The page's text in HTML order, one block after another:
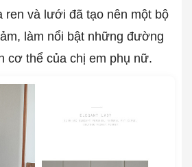
ren và lưới đã tạo nên một bộ
làm nổi bật những đường
cơ thể của chị em phụ nữ.